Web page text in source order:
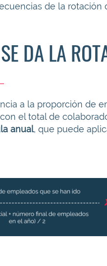
de la rotación
DA LA
a la proporción de
el total de
anual, que puede